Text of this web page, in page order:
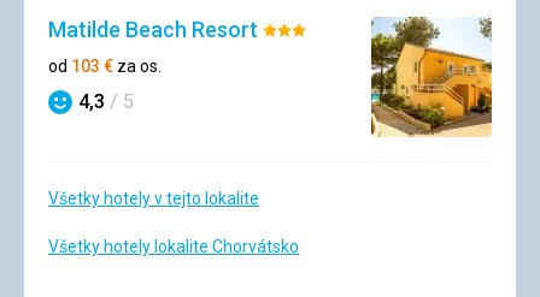
Matilde Beach Resort Hodnotenie:
od 103 € za os.
Hodnotenie
4,3 / 5
Všetky hotely v tejto lokalite
Všetky hotely lokalite Chorvátsko